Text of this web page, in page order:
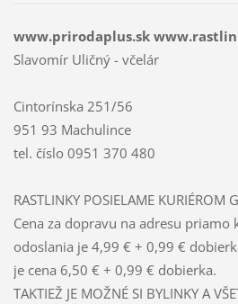
www.prirodaplus.sk
Slavomír Uličný - včelár
Cintorínska 251/56
951 93 Machulince
tel. číslo 0951 370 480
RASTLINKY POSIELAME KURIÉROM
Cena za dopravu na adresu priamo
odoslania je 4,99 € + 0,99 €
je cena 6,50 € + 0,99 € dobierka.
TAKTIEŽ JE MOŽNÉ SI BYLINKY A